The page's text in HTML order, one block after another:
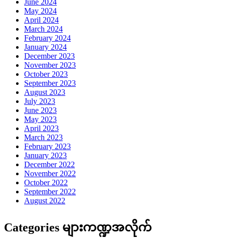
May 2024
April 2024
March 2024
February 2024
January 2024
December 2023
November 2023
October 2023
September 2023
August 2023
July 2023
June 2023
May 2023
April 2023
March 2023
February 2023
January 2023
December 2022
November 2022
October 2022
September 2022
August 2022
Categories များကဏ္ဍအလိုက်